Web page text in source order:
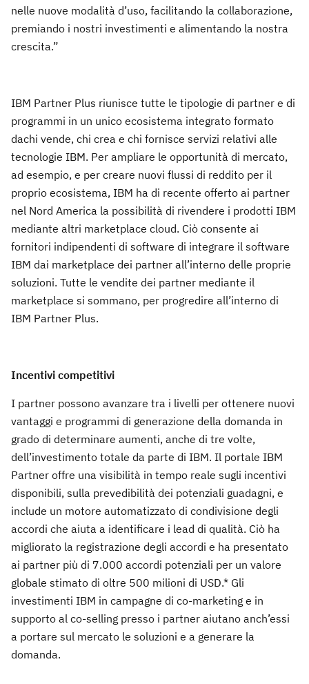
nelle nuove modalità d’uso, facilitando la collaborazione,
premiando i nostri investimenti e alimentando la nostra
crescita.”
IBM Partner Plus riunisce tutte le tipologie di partner e di
programmi in un unico ecosistema integrato formato
dachi vende, chi crea e chi fornisce servizi relativi alle
tecnologie IBM. Per ampliare le opportunità di mercato,
ad esempio, e per creare nuovi flussi di reddito per il
proprio ecosistema, IBM ha di recente offerto ai partner
nel Nord America la possibilità di rivendere i prodotti IBM
mediante altri marketplace cloud. Ciò consente ai
fornitori indipendenti di software di integrare il software
IBM dai marketplace dei partner all’interno delle proprie
soluzioni. Tutte le vendite dei partner mediante il
marketplace si sommano, per progredire all’interno di
IBM Partner Plus.
Incentivi competitivi
I partner possono avanzare tra i livelli per ottenere nuovi
vantaggi e programmi di generazione della domanda in
grado di determinare aumenti, anche di tre volte,
dell’investimento totale da parte di IBM. Il portale IBM
Partner offre una visibilità in tempo reale sugli incentivi
disponibili, sulla prevedibilità dei potenziali guadagni, e
include un motore automatizzato di condivisione degli
accordi che aiuta a identificare i lead di qualità. Ciò ha
migliorato la registrazione degli accordi e ha presentato
ai partner più di 7.000 accordi potenziali per un valore
globale stimato di oltre 500 milioni di USD.* Gli
investimenti IBM in campagne di co-marketing e in
supporto al co-selling presso i partner aiutano anch’essi
a portare sul mercato le soluzioni e a generare la
domanda.